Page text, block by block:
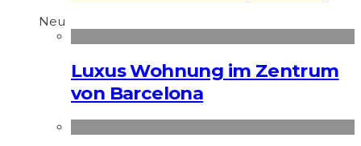
Neu
Luxus Wohnung im Zentrum
von Barcelona